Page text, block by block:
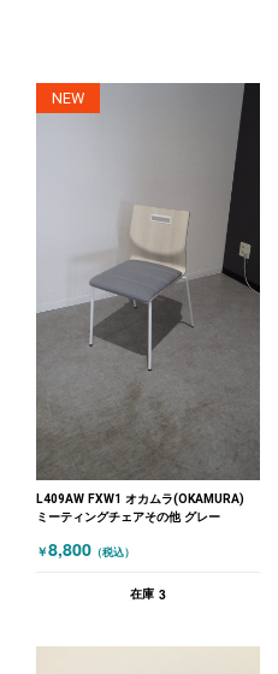
NEW
L409AW FXW1 オカムラ(OKAMURA)
ミーティングチェアその他 グレー
￥8,800 （税込）
在庫 3